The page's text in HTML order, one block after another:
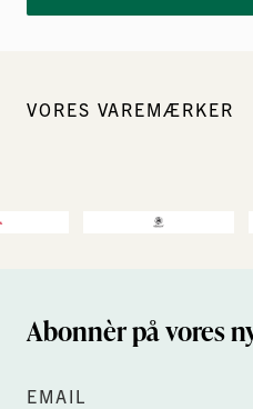
VORES VAREMÆRKER
Abonnèr på vores
EMAIL